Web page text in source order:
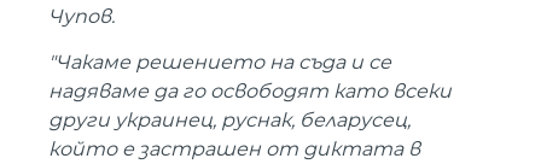
Чупов.
"Чакаме решението на съда и се
надяваме да го освободят като всеки
други украинец, руснак, беларусец,
който е застрашен от диктата в